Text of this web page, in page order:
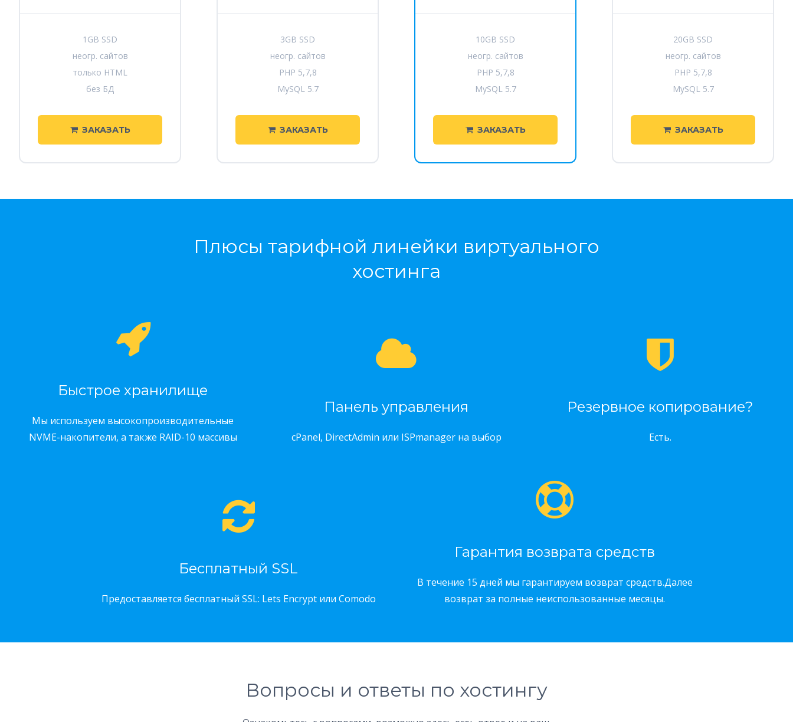
1GB SSD
неогр. сайтов
только HTML
без БД
ЗАКАЗАТЬ
3GB SSD
неогр. сайтов
PHP 5,7,8
MySQL 5.7
ЗАКАЗАТЬ
10GB SSD
неогр. сайтов
PHP 5,7,8
MySQL 5.7
ЗАКАЗАТЬ
20GB SSD
неогр. сайтов
PHP 5,7,8
MySQL 5.7
ЗАКАЗАТЬ
Плюсы тарифной линейки виртуального
хостинга
Быстрое хранилище
Мы используем высокопроизводительные
NVME-накопители, а также RAID-10 массивы
Панель управления
cPanel, DirectAdmin или ISPmanager на выбор
Резервное копирование?
Есть.
Бесплатный SSL
Предоставляется бесплатный SSL: Lets Encrypt или Comodo
Гарантия возврата средств
В течение 15 дней мы гарантируем возврат средств.Далее
возврат за полные неиспользованные месяцы.
Вопросы и ответы по хостингу